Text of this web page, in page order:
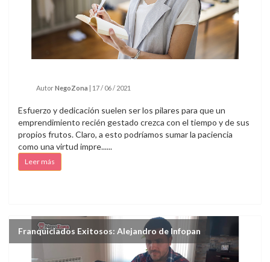
AutorNegoZona | 17 / 06 / 2021
Esfuerzo y dedicación suelen ser los pilares para que un
emprendimiento recién gestado crezca con el tiempo y de sus
propios frutos. Claro, a esto podríamos sumar la paciencia
como una virtud impre......
Leer más
Franquiciados Exitosos: Alejandro de Infopan